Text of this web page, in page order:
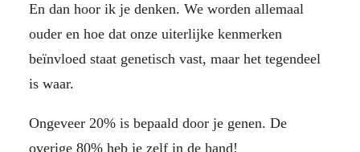
En dan hoor ik je denken. We worden allemaal
ouder en hoe dat onze uiterlijke kenmerken
beïnvloed staat genetisch vast, maar het tegendeel
is waar.
Ongeveer 20% is bepaald door je genen. De
overige 80% heb je zelf in de hand!